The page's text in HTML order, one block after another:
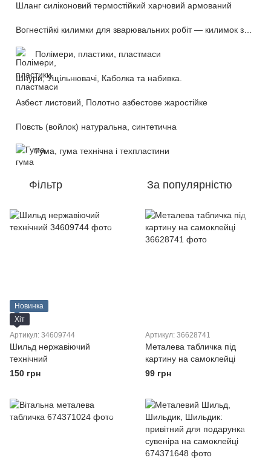
Шланг силіконовий термостійкий харчовий армований
Полімери, пластики, пластмаси
Шнури, Ущільнювачі, Каболка та набивка.
Азбест листовий, Полотно азбестове жаростійке
Повсть (войлок) натуральна, синтетична
Гума, гума технічна і техпластини
Фільтр За популярністю
Новинка
Хіт
Артикул: 34609744
Шильд нержавіючий
технічний
150 грн
Артикул: 36628741
Металева табличка під
картину на самоклейці
99 грн